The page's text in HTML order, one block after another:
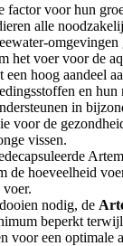
factor voor hun
alle
omgevingen
het voer voor de
hoog aandeel
en
in
de
vissen.
hoeveelheid
nodig, de
beperkt
voor een